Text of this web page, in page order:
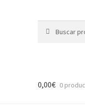
por:
0,00€ 0